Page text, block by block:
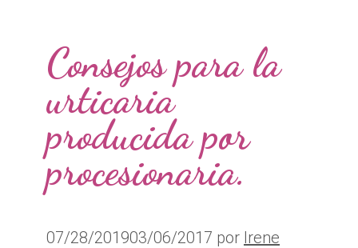
Consejos para la
urticaria
producida por
procesionaria.
07/28/201903/06/2017 por Irene